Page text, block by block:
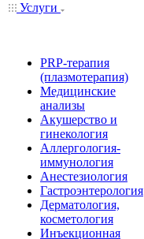
Услуги
PRP-терапия
(плазмотерапия)
Медицинские
анализы
Акушерство и
гинекология
Аллергология-
иммунология
Анестезиология
Гастроэнтерология
Дерматология,
косметология
Инъекционная